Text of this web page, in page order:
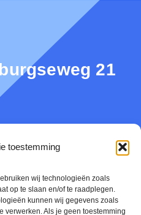
toestemming
wij technologieën zoals
op te slaan en/of te raadplegen.
kunnen wij gegevens zoals
verwerken. Als je geen toestemming
21